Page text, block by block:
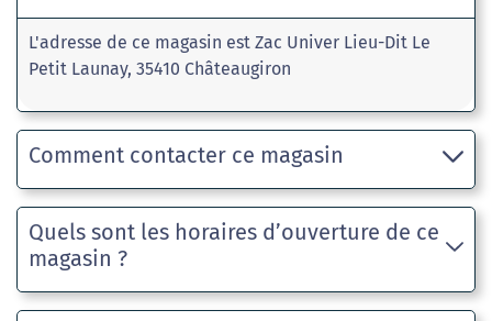
L'adresse de ce magasin est Zac Univer Lieu-Dit Le
Petit Launay, 35410 Châteaugiron
Comment contacter ce magasin
Quels sont les horaires d’ouverture de ce
magasin ?